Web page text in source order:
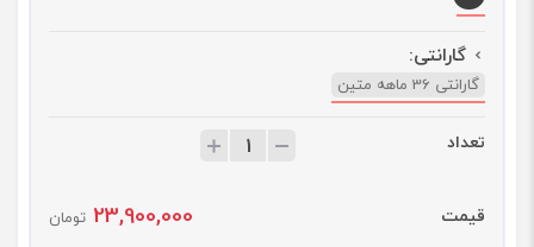
گارانتی:
گارانتی 36 ماهه متین
تعداد
قیمت 23,900,000 تومان